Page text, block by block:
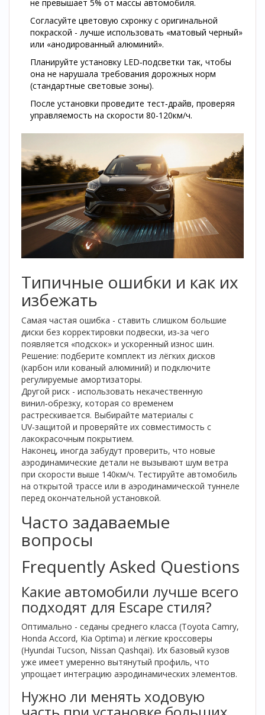
не превышает 5% от массы автомобиля.
Согласуйте цветовую схронку с оригинальной
покраской - лучше использовать «матовый черный»
или «анодированный алюминий».
Планируйте установку LED‑подсветки так, чтобы
она не нарушала требования дорожных норм
(стандартные световые зоны).
После установки проведите тест‑драйв, проверяя
управляемость на скорости 80-120км/ч.
Типичные ошибки и как их
избежать
Самая частая ошибка - ставить слишком большие
диски без корректировки подвески, из‑за чего
появляется «подскок» и ускоренный износ шин.
Решение: подберите комплект из лёгких дисков
(карбон или кованый алюминий) и подключите
регулируемые амортизаторы.
Другой риск - использовать некачественную
винил‑обрезку, которая со временем
растрескивается. Выбирайте материалы с
UV‑защитой и проверяйте их совместимость с
лакокрасочным покрытием.
Наконец, иногда забудут проверить, что новые
аэродинамические детали не вызывают шум ветра
при скорости выше 140км/ч. Тестируйте автомобиль
на открытой трассе или в аэродинамической туннеле
перед окончательной установкой.
Часто задаваемые
вопросы
Frequently Asked Questions
Какие автомобили лучше всего
подходят для Escape стиля?
Оптимально - седаны среднего класса (Toyota Camry,
Honda Accord, Kia Optima) и лёгкие кроссоверы
(Hyundai Tucson, Nissan Qashqai). Их базовый кузов
уже имеет умеренно вытянутый профиль, что
упрощает интеграцию аэродинамических элементов.
Нужно ли менять ходовую